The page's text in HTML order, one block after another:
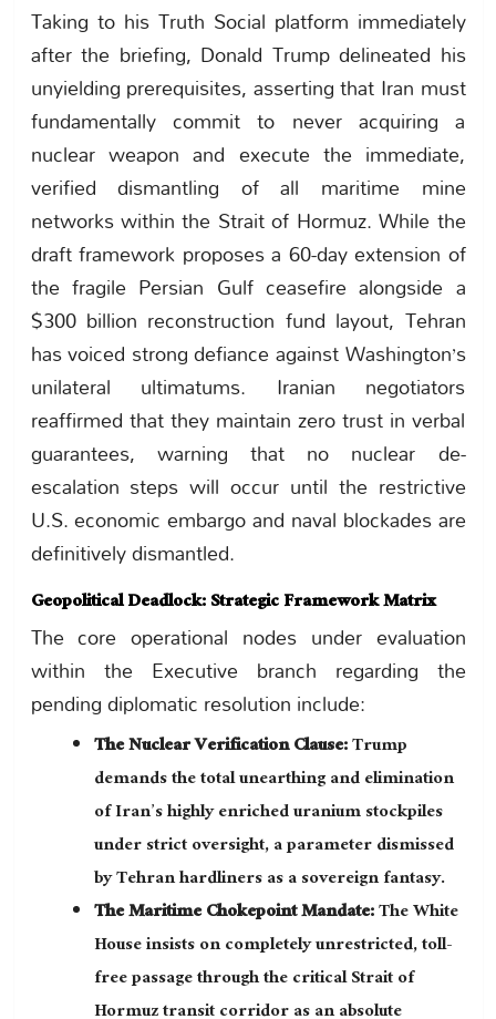
Taking to his Truth Social platform immediately
after the briefing, Donald Trump delineated his
unyielding prerequisites, asserting that Iran must
fundamentally commit to never acquiring a
nuclear weapon and execute the immediate,
verified dismantling of all maritime mine
networks within the Strait of Hormuz. While the
draft framework proposes a 60-day extension of
the fragile Persian Gulf ceasefire alongside a
$300 billion reconstruction fund layout, Tehran
has voiced strong defiance against Washington’s
unilateral ultimatums. Iranian negotiators
reaffirmed that they maintain zero trust in verbal
guarantees, warning that no nuclear de-
escalation steps will occur until the restrictive
U.S. economic embargo and naval blockades are
definitively dismantled.
Geopolitical Deadlock: Strategic Framework Matrix
The core operational nodes under evaluation
within the Executive branch regarding the
pending diplomatic resolution include:
The Nuclear Verification Clause:Trump
demands the total unearthing and elimination
of Iran’s highly enriched uranium stockpiles
under strict oversight, a parameter dismissed
by Tehran hardliners as a sovereign fantasy.
The Maritime Chokepoint Mandate:The White
House insists on completely unrestricted, toll-
free passage through the critical Strait of